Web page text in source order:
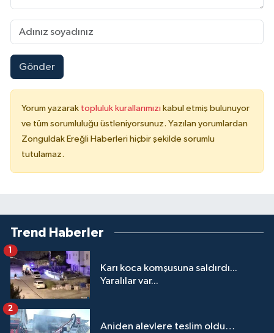
Gönder
Yorum yazarak topluluk kurallarımızı kabul etmiş bulunuyor
ve tüm sorumluluğu üstleniyorsunuz. Yazılan yorumlardan
Zonguldak Ereğli Haberleri hiçbir şekilde sorumlu
tutulamaz.
Trend Haberler
Karı koca komşusuna saldırdı...
Yaralılar var...
1
Aniden alevlere teslim oldu…
2